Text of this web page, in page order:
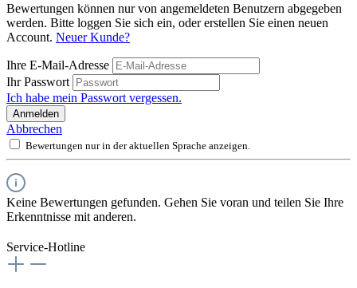
Bewertungen können nur von angemeldeten Benutzern abgegeben
werden. Bitte loggen Sie sich ein, oder erstellen Sie einen neuen
Account. Neuer Kunde?
Ihre E-Mail-Adresse
Ihr Passwort
Ich habe mein Passwort vergessen.
Anmelden
Abbrechen
Bewertungen nur in der aktuellen Sprache anzeigen.
Keine Bewertungen gefunden. Gehen Sie voran und teilen Sie Ihre
Erkenntnisse mit anderen.
Service-Hotline